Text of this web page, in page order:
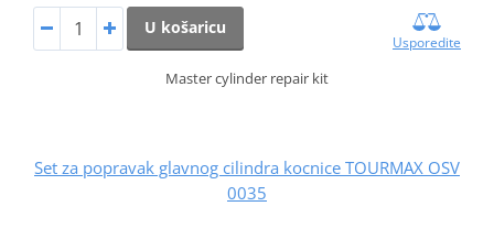
U košaricu
Usporedite
Master cylinder repair kit
Set za popravak glavnog cilindra kocnice TOURMAX OSV
0035